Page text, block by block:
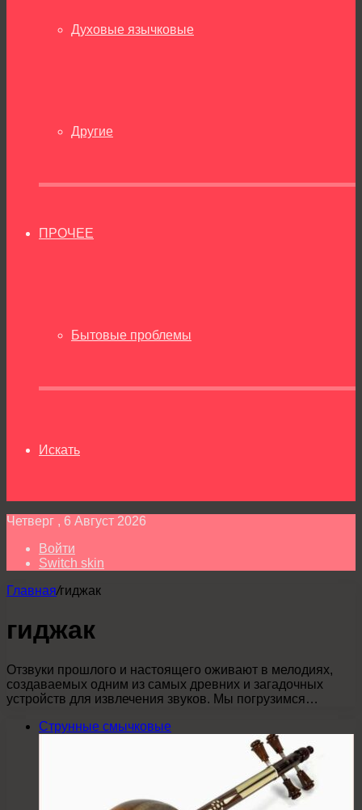
Духовые язычковые
Другие
ПРОЧЕЕ
Бытовые проблемы
Искать
Четверг , 6 Август 2026
Войти
Switch skin
Главная/гиджак
гиджак
Отзвуки прошлого и настоящего оживают в мелодиях,
создаваемых одним из самых древних и загадочных
устройств для извлечения звуков. Мы погрузимся…
Струнные смычковые